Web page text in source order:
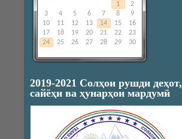
1
2
3
4 5 6 7 8
9
10
11 12 13 14 15
16
17
18 19 20 21 22
23
24
25 26 27 28 29 30
2019-2021 Солҳои рушди деҳот,
сайёҳи ва ҳунарҳои мардумӣ